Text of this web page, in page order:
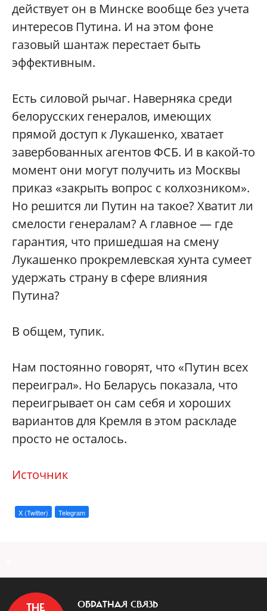
действует он в Минске вообще без учета
интересов Путина. И на этом фоне
газовый шантаж перестает быть
эффективным.
Есть силовой рычаг. Наверняка среди
белорусских генералов, имеющих
прямой доступ к Лукашенко, хватает
завербованных агентов ФСБ. И в какой-то
момент они могут получить из Москвы
приказ «закрыть вопрос с колхозником».
Но решится ли Путин на такое? Хватит ли
смелости генералам? А главное — где
гарантия, что пришедшая на смену
Лукашенко прокремлевская хунта сумеет
удержать страну в сфере влияния
Путина?
В общем, тупик.
Нам постоянно говорят, что «Путин всех
переиграл». Но Беларусь показала, что
переигрывает он сам себя и хороших
вариантов для Кремля в этом раскладе
просто не осталось.
Источник
X (Twitter) Telegram
ОБРАТНАЯ СВЯЗЬ